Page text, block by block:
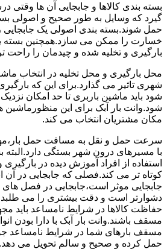
بسته بندی کالاها و جابجایی آن ها
گیرد که وسایل به طور صحیح و اصولی
حمل شوند.بسته بندی اصولی یک
خسارت را ممکن می سازد.همچنین بسته
بارگیری و تخلیه شده و چیدمان را راحت
محل بارگیری و محل تخلیه در انتخاب
شهری تاثیر می گذارد.برای این که
شود باید ماشین باربری تا حد امکان
شود.وانت بار آبک برای این منظورماشین
مکان مشتریان انتخاب می کند.
سرعت حمل و نقل به مسافت حمل
با مسیرهای درون شهر بستگی
استفاده از افراد آموزش دیده در بارگیری
کوتاه تر می کند.فصلی که جابجایی در آن
جابجایی موثر است،جابجایی در فصل های
دشوارتر است و دقت بیشتری را می
حفاظت کالاها در شرایط نامساعد باید
مسقف باشند.وانت بار آبک با دارا بودن
مسقف بارهای شما در شرایط نامساعد
حمل کرده و صحیح و سالم تحویل می دهد.